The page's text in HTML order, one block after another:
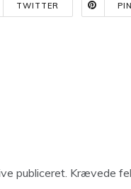
TWITTER
publiceret. Krævede